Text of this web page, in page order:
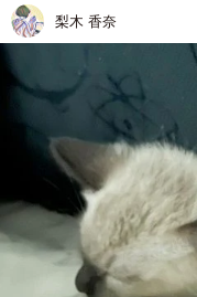
梨木 香奈